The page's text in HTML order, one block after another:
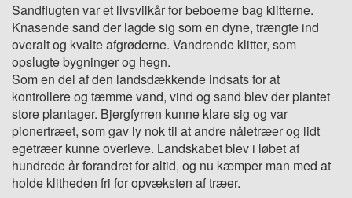
Sandflugten var et livsvilkår for beboerne bag klitterne.
Knasende sand der lagde sig som en dyne, trængte ind
overalt og kvalte afgrøderne. Vandrende klitter, som
opslugte bygninger og hegn.
Som en del af den landsdækkende indsats for at
kontrollere og tæmme vand, vind og sand blev der plantet
store plantager. Bjergfyrren kunne klare sig og var
pionertræet, som gav ly nok til at andre nåletræer og lidt
egetræer kunne overleve. Landskabet blev i løbet af
hundrede år forandret for altid, og nu kæmper man med at
holde klitheden fri for opvæksten af træer.